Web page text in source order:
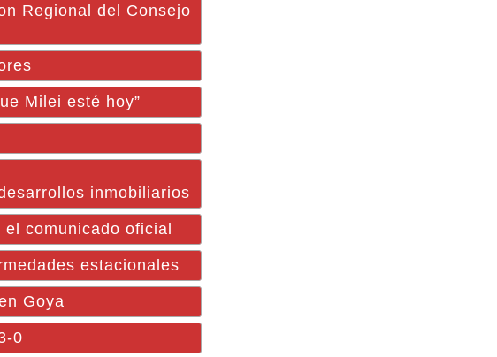
Regional del Consejo
Milei esté hoy”
inmobiliarios
comunicado oficial
estacionales
Goya
0